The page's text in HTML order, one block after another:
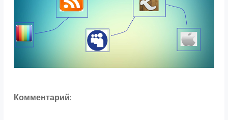
Комментарий: